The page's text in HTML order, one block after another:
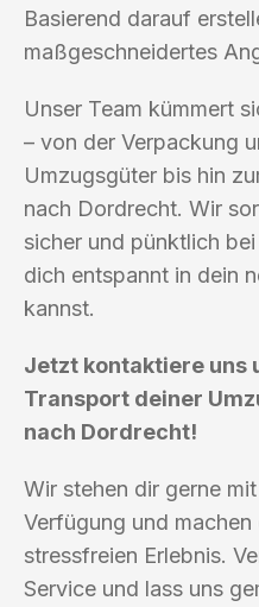
Basierend darauf
maßgeschneidertes
Unser Team kümmert
– von der Verpackung
Umzugsgüter bis hin
nach Dordrecht. Wir
sicher und pünktlich
dich entspannt in dein
kannst.
Jetzt kontaktiere uns
Transport deiner
nach Dordrecht!
Wir stehen dir gerne
Verfügung und
stressfreien Erlebnis.
Service und lass uns